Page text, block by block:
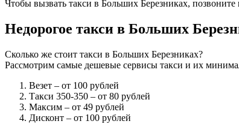
Чтобы вызвать такси в Больших Березниках,
Недорогое такси в Больших
Сколько же стоит такси в Больших Березниках?
Рассмотрим самые дешевые сервисы такси и их
Везет – от 100 рублей
Такси 350-350 – от 80 рублей
Максим – от 49 рублей
Дисконт – от 100 рублей